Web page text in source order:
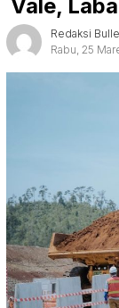
Vale,
Redaksi
Rabu, 25